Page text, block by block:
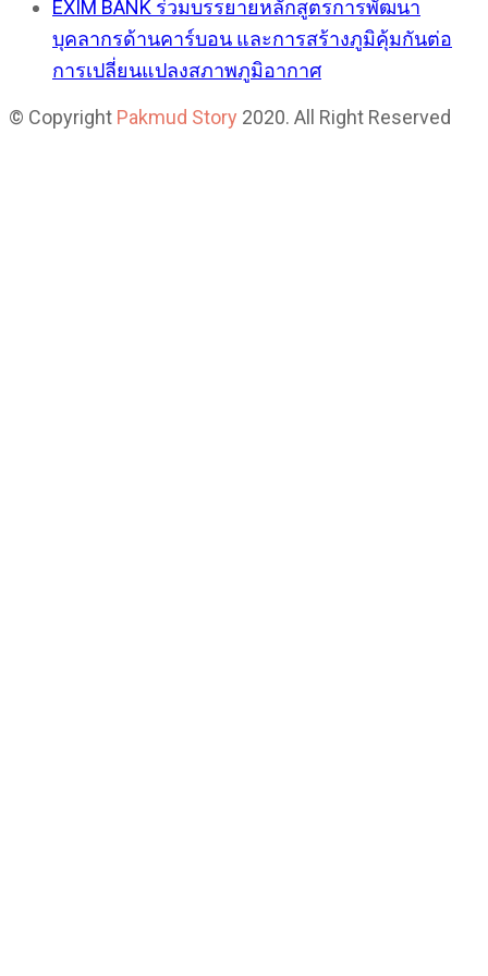
EXIM BANK ร่วมบรรยายหลักสูตรการพัฒนา
บุคลากรด้านคาร์บอน และการสร้างภูมิคุ้มกันต่อ
การเปลี่ยนแปลงสภาพภูมิอากาศ
© Copyright Pakmud Story 2020. All Right Reserved